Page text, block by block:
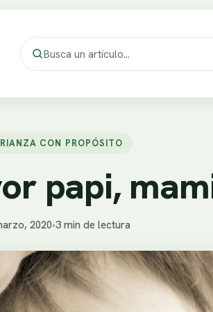
CON PROPÓSITO
papi,
2020•3 min de lectura